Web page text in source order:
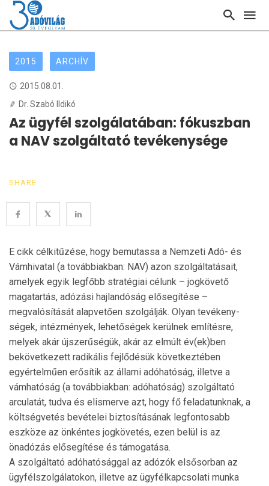
2015 ARCHÍV
2015.08.01.
Dr. Szabó Ildikó
Az ügyfél szolgálatában: fókuszban
a NAV szolgáltató tevékenysége
SHARE
E cikk célkitűzése, hogy bemutassa a Nemzeti Adó- és
Vámhivatal (a továbbiakban: NAV) azon szolgáltatá­sait,
amelyek egyik legfőbb stratégiai célunk – jogkövető
magatartás, adózási hajlandóság elősegítése –
megvalósítását alapvetően szolgálják. Olyan tevé­keny­
ségek, intézmények, lehetőségek kerülnek említésre,
melyek akár újszerűségük, akár az elmúlt év(ek)ben
bekövetkezett radikális fejlődésük követ­kez­tében
egyértelműen erősítik az állami adóhatóság, illetve a
vámhatóság (a továbbiakban: adóhatóság) szolgáltató
arculatát, tudva és elismerve azt, hogy fő feladatunknak, a
költségvetés bevételei biztosításának legfontosabb
eszköze az önkéntes jogkövetés, ezen belül is az
önadózás elősegítése és tá­mogatása.
A szolgáltató adóhatósággal az adózók elsősorban az
ügyfélszolgálatokon, illetve az ügyfélkapcsolati mun­ka